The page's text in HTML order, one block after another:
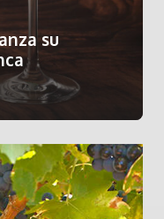
su